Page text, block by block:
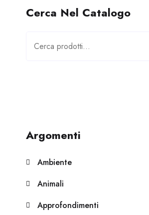
Cerca Nel Catalogo
Argomenti
Ambiente
Animali
Approfondimenti